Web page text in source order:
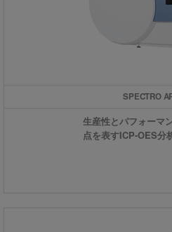
SPECTRO
生産性とパフォーマ
点を表すICP-OES分